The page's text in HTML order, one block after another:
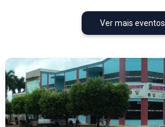
Ver mais eventos